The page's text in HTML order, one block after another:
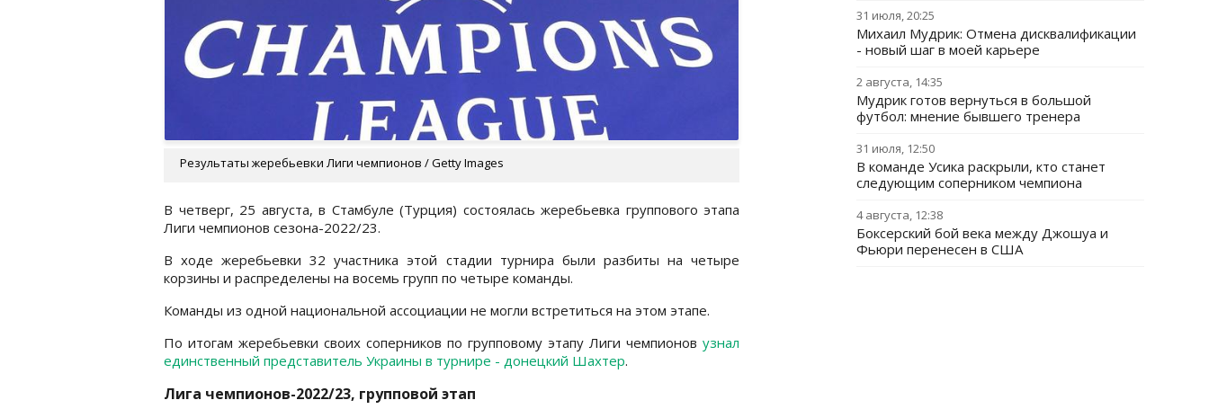
Результаты жеребьевки Лиги чемпионов / Getty Images
В четверг, 25 августа, в Стамбуле (Турция) состоялась жеребьевка группового этапа
Лиги чемпионов сезона-2022/23.
В ходе жеребьевки 32 участника этой стадии турнира были разбиты на четыре
корзины и распределены на восемь групп по четыре команды.
Команды из одной национальной ассоциации не могли встретиться на этом этапе.
По итогам жеребьевки своих соперников по групповому этапу Лиги чемпионов узнал
единственный представитель Украины в турнире - донецкий Шахтер.
Лига чемпионов-2022/23, групповой этап
31 июля, 20:25
Михаил Мудрик: Отмена дисквалификации
- новый шаг в моей карьере
2 августа, 14:35
Мудрик готов вернуться в большой
футбол: мнение бывшего тренера
31 июля, 12:50
В команде Усика раскрыли, кто станет
следующим соперником чемпиона
4 августа, 12:38
Боксерский бой века между Джошуа и
Фьюри перенесен в США